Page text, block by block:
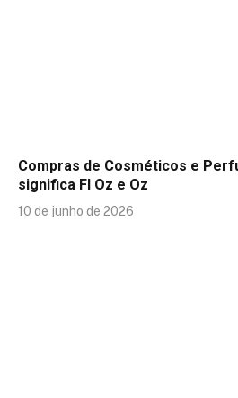
Compras de Cosméticos e
significa Fl Oz e Oz
10 de junho de 2026